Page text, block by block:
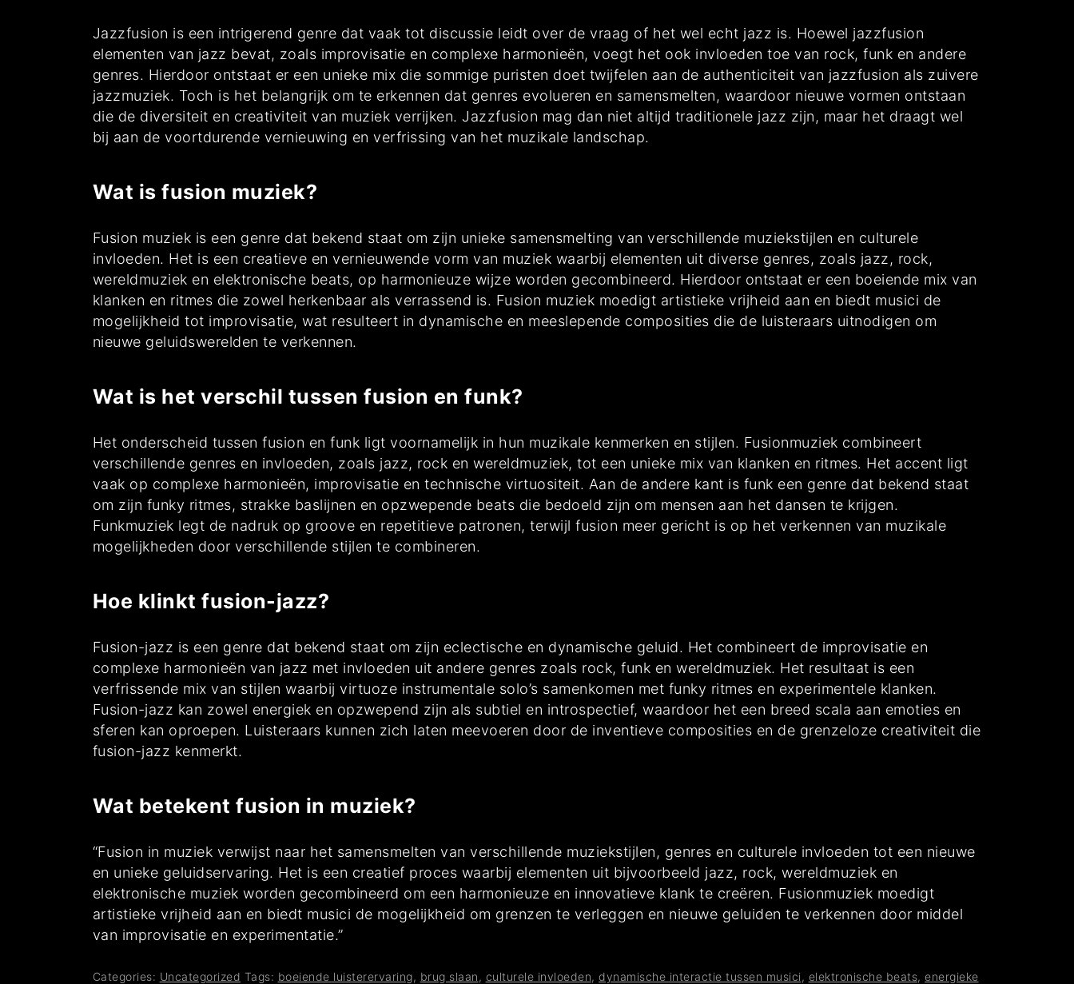
Jazzfusion is een intrigerend genre dat vaak tot discussie leidt over de vraag of het wel echt jazz is. Hoewel jazzfusion
elementen van jazz bevat, zoals improvisatie en complexe harmonieën, voegt het ook invloeden toe van rock, funk en andere
genres. Hierdoor ontstaat er een unieke mix die sommige puristen doet twijfelen aan de authenticiteit van jazzfusion als zuivere
jazzmuziek. Toch is het belangrijk om te erkennen dat genres evolueren en samensmelten, waardoor nieuwe vormen ontstaan
die de diversiteit en creativiteit van muziek verrijken. Jazzfusion mag dan niet altijd traditionele jazz zijn, maar het draagt wel
bij aan de voortdurende vernieuwing en verfrissing van het muzikale landschap.
Wat is fusion muziek?
Fusion muziek is een genre dat bekend staat om zijn unieke samensmelting van verschillende muziekstijlen en culturele
invloeden. Het is een creatieve en vernieuwende vorm van muziek waarbij elementen uit diverse genres, zoals jazz, rock,
wereldmuziek en elektronische beats, op harmonieuze wijze worden gecombineerd. Hierdoor ontstaat er een boeiende mix van
klanken en ritmes die zowel herkenbaar als verrassend is. Fusion muziek moedigt artistieke vrijheid aan en biedt musici de
mogelijkheid tot improvisatie, wat resulteert in dynamische en meeslepende composities die de luisteraars uitnodigen om
nieuwe geluidswerelden te verkennen.
Wat is het verschil tussen fusion en funk?
Het onderscheid tussen fusion en funk ligt voornamelijk in hun muzikale kenmerken en stijlen. Fusionmuziek combineert
verschillende genres en invloeden, zoals jazz, rock en wereldmuziek, tot een unieke mix van klanken en ritmes. Het accent ligt
vaak op complexe harmonieën, improvisatie en technische virtuositeit. Aan de andere kant is funk een genre dat bekend staat
om zijn funky ritmes, strakke baslijnen en opzwepende beats die bedoeld zijn om mensen aan het dansen te krijgen.
Funkmuziek legt de nadruk op groove en repetitieve patronen, terwijl fusion meer gericht is op het verkennen van muzikale
mogelijkheden door verschillende stijlen te combineren.
Hoe klinkt fusion-jazz?
Fusion-jazz is een genre dat bekend staat om zijn eclectische en dynamische geluid. Het combineert de improvisatie en
complexe harmonieën van jazz met invloeden uit andere genres zoals rock, funk en wereldmuziek. Het resultaat is een
verfrissende mix van stijlen waarbij virtuoze instrumentale solo’s samenkomen met funky ritmes en experimentele klanken.
Fusion-jazz kan zowel energiek en opzwepend zijn als subtiel en introspectief, waardoor het een breed scala aan emoties en
sferen kan oproepen. Luisteraars kunnen zich laten meevoeren door de inventieve composities en de grenzeloze creativiteit die
fusion-jazz kenmerkt.
Wat betekent fusion in muziek?
“Fusion in muziek verwijst naar het samensmelten van verschillende muziekstijlen, genres en culturele invloeden tot een nieuwe
en unieke geluidservaring. Het is een creatief proces waarbij elementen uit bijvoorbeeld jazz, rock, wereldmuziek en
elektronische muziek worden gecombineerd om een harmonieuze en innovatieve klank te creëren. Fusionmuziek moedigt
artistieke vrijheid aan en biedt musici de mogelijkheid om grenzen te verleggen en nieuwe geluiden te verkennen door middel
van improvisatie en experimentatie.”
Categories: Uncategorized Tags: boeiende luisterervaring, brug slaan , culturele invloeden,dynamische interactie tussen musici, elektronische beats,energieke